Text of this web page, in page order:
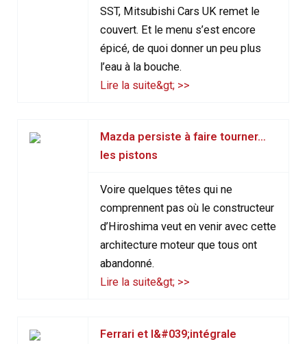
SST, Mitsubishi Cars UK remet le
couvert. Et le menu s’est encore
épicé, de quoi donner un peu plus
l’eau à la bouche.
Lire la suite&gt; >>
Mazda persiste à faire tourner…
les pistons
Voire quelques têtes qui ne
comprennent pas où le constructeur
d’Hiroshima veut en venir avec cette
architecture moteur que tous ont
abandonné.
Lire la suite&gt; >>
Ferrari et l&#039;intégrale